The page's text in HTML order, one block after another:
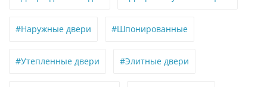
#Наружные двери #Шпонированные
#Утепленные двери #Элитные двери